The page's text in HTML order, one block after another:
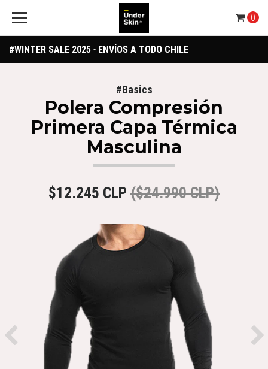
#WINTER SALE 2025 - ENVÍOS A TODO CHILE
0
#Basics
Polera Compresión
Primera Capa Térmica
Masculina
$12.245 CLP ($24.990 CLP)
Previous